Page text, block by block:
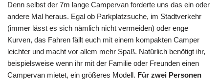
Denn selbst der 7m lange Campervan forderte uns das ein oder
andere Mal heraus. Egal ob Parkplatzsuche, im Stadtverkehr
(immer lässt es sich nämlich nicht vermeiden) oder enge
Kurven, das Fahren fällt euch mit einem kompakten Camper
leichter und macht vor allem mehr Spaß. Natürlich benötigt ihr,
beispielsweise wenn ihr mit der Familie oder Freunden einen
Campervan mietet, ein größeres Modell. Für zwei Personen